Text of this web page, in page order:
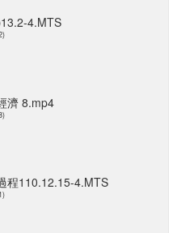
4.MTS
濟 8.mp4
程110.12.15-4.MTS